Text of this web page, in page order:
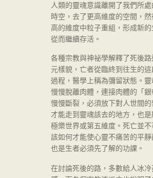
人類的靈魂意識離開了我們所處
時空，去了更高維度的空間，然
高的維度中粒子重組，形成新的
從而繼續存活。
各種宗教與神祕學解釋了死後路
元樣貌，亡者從臨終到往生的
過程，醫學上稱為彌留狀態。
慢慢脫離肉體，連接肉體的「
慢慢斷裂，必須放下對人世間的
才能走到靈魂該去的地方，也是
極樂世界或第五維度。死亡並不
該如何才能使心靈不痛苦的平靜
也是生者必須先了解的功課。
在討論死後的路，多數給人冰冷